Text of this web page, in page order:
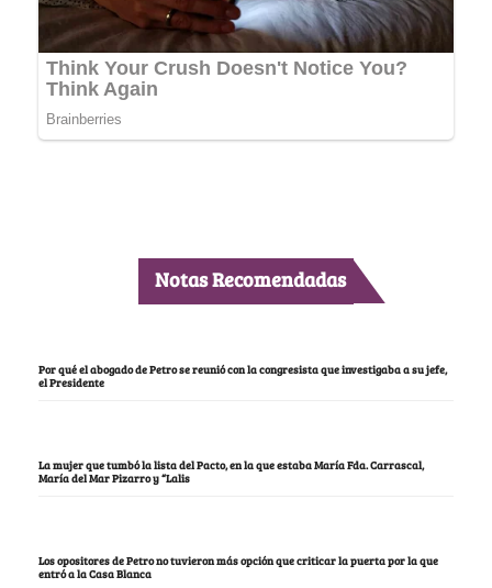
Notas Recomendadas
Por qué el abogado de Petro se reunió con la congresista que investigaba a su jefe,
el Presidente
La mujer que tumbó la lista del Pacto, en la que estaba María Fda. Carrascal,
María del Mar Pizarro y “Lalis
Los opositores de Petro no tuvieron más opción que criticar la puerta por la que
entró a la Casa Blanca